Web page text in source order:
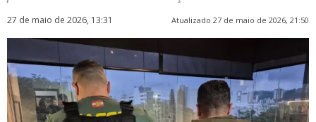
27 de maio de 2026, 13:31 Atualizado 27 de maio de 2026, 21:50